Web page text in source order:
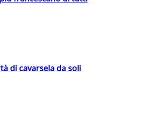
di cavarsela da soli